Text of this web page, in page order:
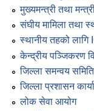
मुख्यमन्त्री तथा
संघीय मामिला तथा
स्थानीय तहको लागि
केन्द्रीय पञ्जिकरण
जिल्ला समन्वय
जिल्ला प्रशासन
लोक सेवा आयोग